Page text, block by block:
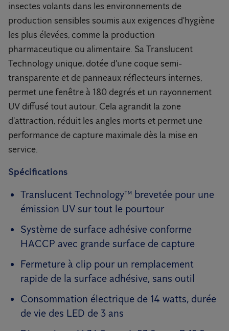
insectes volants dans les environnements de
production sensibles soumis aux exigences d'hygiène
les plus élevées, comme la production
pharmaceutique ou alimentaire. Sa Translucent
Technology unique, dotée d'une coque semi-
transparente et de panneaux réflecteurs internes,
permet une fenêtre à 180 degrés et un rayonnement
UV diffusé tout autour. Cela agrandit la zone
d'attraction, réduit les angles morts et permet une
performance de capture maximale dès la mise en
service.
Spécifications
Translucent Technology™ brevetée pour une
émission UV sur tout le pourtour
Système de surface adhésive conforme
HACCP avec grande surface de capture
Fermeture à clip pour un remplacement
rapide de la surface adhésive, sans outil
Consommation électrique de 14 watts, durée
de vie des LED de 3 ans